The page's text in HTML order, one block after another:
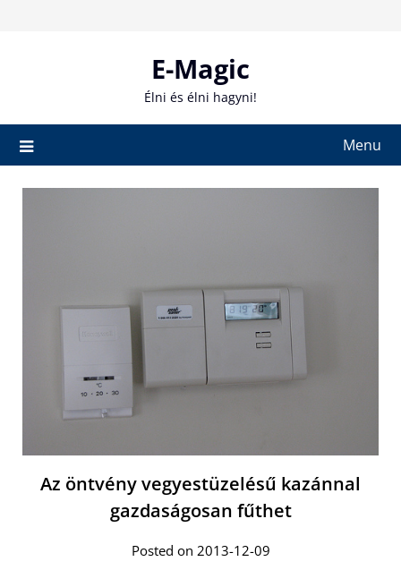
E-Magic
Élni és élni hagyni!
Menu
Az öntvény vegyestüzelésű kazánnal
gazdaságosan fűthet
Posted on 2013-12-09